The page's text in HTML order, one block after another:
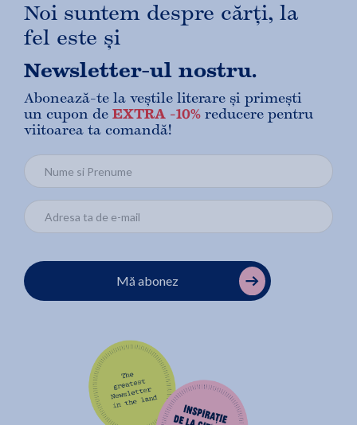
Noi suntem despre cărți, la
fel este și
Newsletter-ul nostru.
Abonează-te la veștile literare și primești
un cupon de EXTRA -10% reducere pentru
viitoarea ta comandă!
Mă abonez